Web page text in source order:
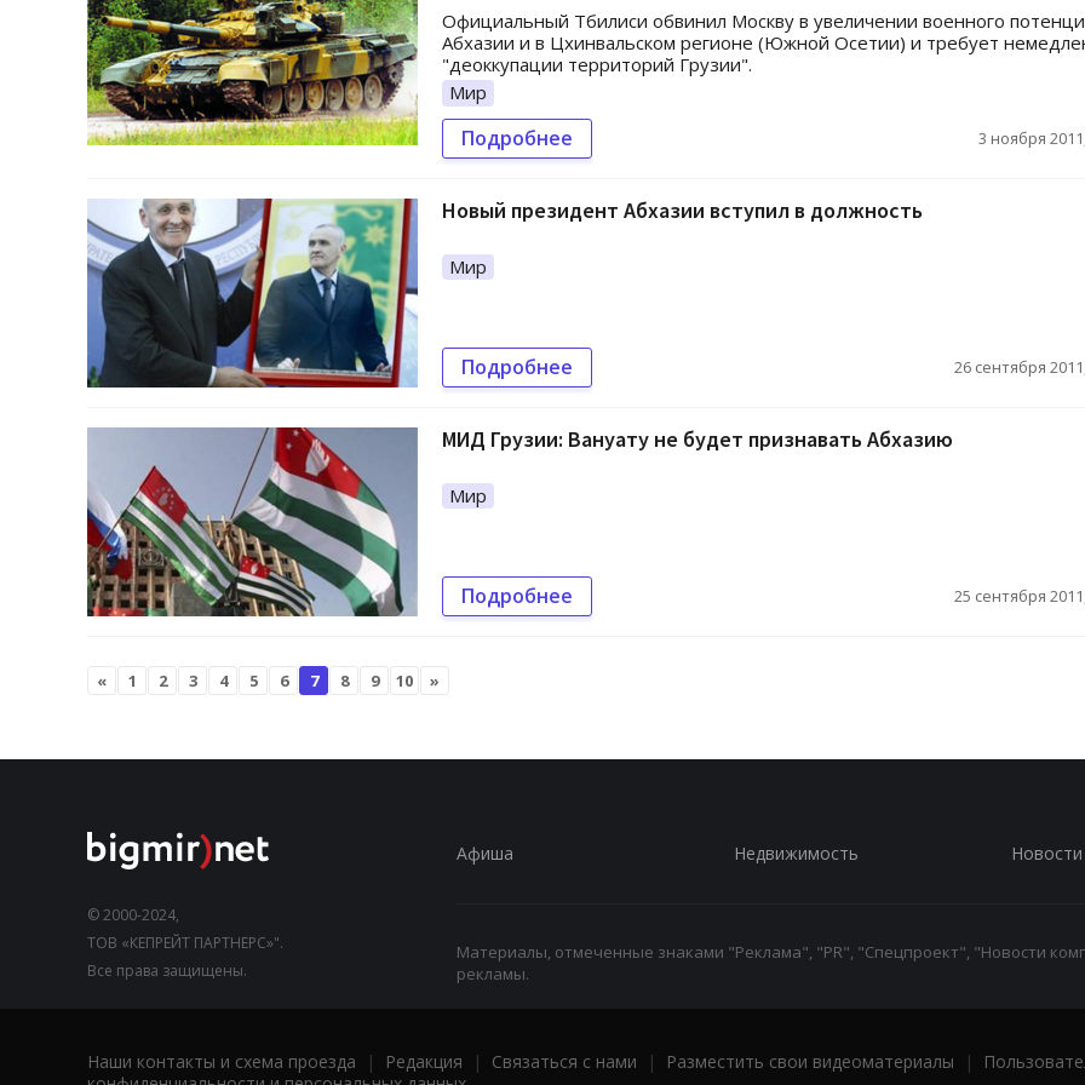
Официальный Тбилиси обвинил Москву в увеличении военного
Абхазии и в Цхинвальском регионе (Южной Осетии) и требует
"деоккупации территорий Грузии".
Мир
Подробнее 3 ноября
Новый президент Абхазии вступил в должность
Мир
Подробнее 26 сентября
МИД Грузии: Вануату не будет признавать Абхазию
Мир
Подробнее 25 сентября
« 1 2 3 4 5 6 7 8 9 10 »
© 2000-2024,
ТОВ «КЕПРЕЙТ ПАРТНЕРС»".
Все права защищены.
Афиша Недвижимость Новости
Материалы, отмеченные знаками "Реклама", "PR", "Спецпроект", "Новости
рекламы.
Наши контакты и схема проезда | Редакция | Связаться с нами | Разместить свои видеоматериалы |